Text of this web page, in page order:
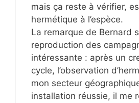
mais ça reste à vérifier,
hermétique à l’espèce.
La remarque de Bernard
reproduction des
intéressante : après un
cycle, l’observation
mon secteur
installation réussie, il me